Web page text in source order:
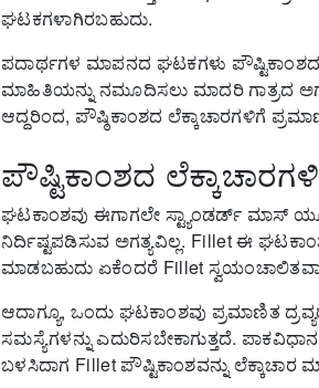
ಘಟಕಗಳಾಗಿರಬಹುದು.
ಪದಾರ್ಥಗಳ ಮಾಪನದ ಘಟಕಗಳು
ಮಾಹಿತಿಯನ್ನು ನಮೂದಿಸಲು ಮಾದರಿ ಗಾತ್ರದ
ಆದ್ದರಿಂದ, ಪೌಷ್ಠಿಕಾಂಶದ ಲೆಕ್ಕಾಚಾರಗಳಿಗೆ
ಪೌಷ್ಟಿಕಾಂಶದ
ಘಟಕಾಂಶವು ಈಗಾಗಲೇ ಸ್ಟ್ಯಾಂಡರ್ಡ್ ಮಾಸ್
ನಿರ್ದಿಷ್ಟಪಡಿಸುವ ಅಗತ್ಯವಿಲ್ಲ. Fillet ಈ
ಮಾಡಬಹುದು ಏಕೆಂದರೆ Fillet
ಆದಾಗ್ಯೂ, ಒಂದು ಘಟಕಾಂಶವು ಪ್ರಮಾಣಿತ
ಸಮಸ್ಯೆಗಳನ್ನು ಎದುರಿಸಬೇಕಾಗುತ್ತದೆ.
ಬಳಸಿದಾಗ Fillet ಪೌಷ್ಟಿಕಾಂಶವನ್ನು ಲೆಕ್ಕಾಚಾರ